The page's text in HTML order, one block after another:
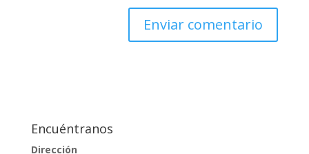
Encuéntranos
Dirección